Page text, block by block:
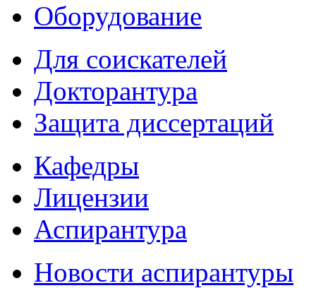
Оборудование
Для соискателей
Докторантура
Защита диссертаций
Кафедры
Лицензии
Аспирантура
Новости аспирантуры